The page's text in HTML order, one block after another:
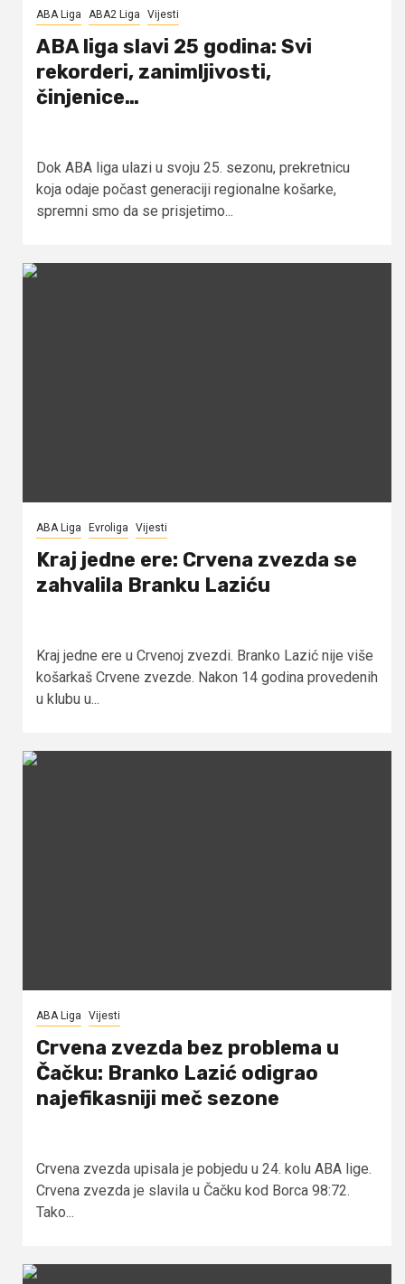
ABA Liga ABA2 Liga Vijesti
ABA liga slavi 25 godina: Svi
rekorderi, zanimljivosti,
činjenice…
Dok ABA liga ulazi u svoju 25. sezonu, prekretnicu
koja odaje počast generaciji regionalne košarke,
spremni smo da se prisjetimo...
ABA Liga Evroliga Vijesti
Kraj jedne ere: Crvena zvezda se
zahvalila Branku Laziću
Kraj jedne ere u Crvenoj zvezdi. Branko Lazić nije više
košarkaš Crvene zvezde. Nakon 14 godina provedenih
u klubu u...
ABA Liga Vijesti
Crvena zvezda bez problema u
Čačku: Branko Lazić odigrao
najefikasniji meč sezone
Crvena zvezda upisala je pobjedu u 24. kolu ABA lige.
Crvena zvezda je slavila u Čačku kod Borca 98:72.
Tako...